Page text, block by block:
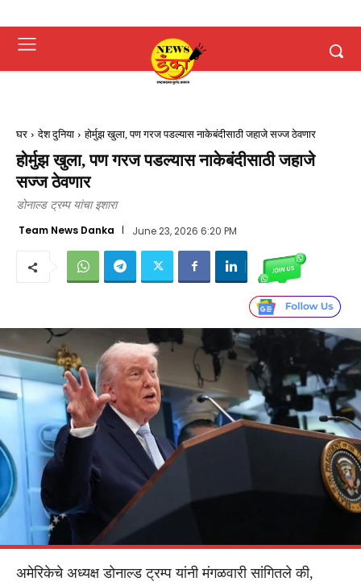
घर देश दुनिया होर्मुझ खुला, पण गरज पडल्यास नाकेबंदीसाठी जहाजे सज्ज ठेवणार
होर्मुझ खुला, पण गरज पडल्यास नाकेबंदीसाठी जहाजे
सज्ज ठेवणार
डोनाल्ड ट्रम्प यांचा इशारा
Team News Danka June 23, 2026 6:20 PM
अमेरिकेचे अध्यक्ष डोनाल्ड ट्रम्प यांनी मंगळवारी सांगितले की,